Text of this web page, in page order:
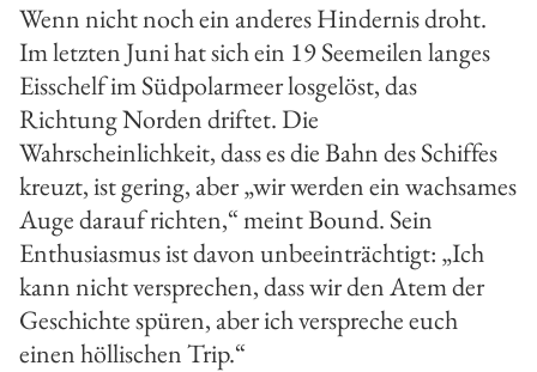
Wenn nicht noch ein anderes Hindernis droht.
Im letzten Juni hat sich ein 19 Seemeilen langes
Eisschelf im Südpolarmeer losgelöst, das
Richtung Norden driftet. Die
Wahrscheinlichkeit, dass es die Bahn des Schiffes
kreuzt, ist gering, aber „wir werden ein wachsames
Auge darauf richten,“ meint Bound. Sein
Enthusiasmus ist davon unbeeinträchtigt: „Ich
kann nicht versprechen, dass wir den Atem der
Geschichte spüren, aber ich verspreche euch
einen höllischen Trip.“